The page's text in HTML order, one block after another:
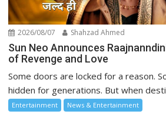
2026/08/07 Shahzad Ahmed
Sun Neo Announces
of Revenge and Love
Some doors are locked for a reason.
hidden for generations. But when
Entertainment News & Entertainment